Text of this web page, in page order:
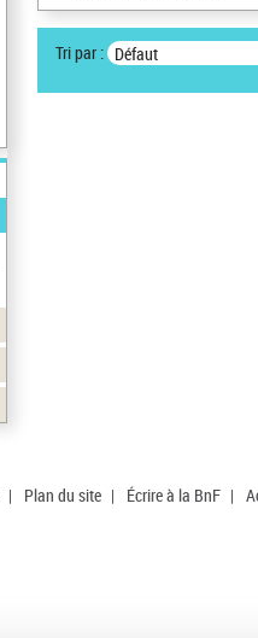
Tri par : Défaut
| Plan du site | Écrire à la BnF |